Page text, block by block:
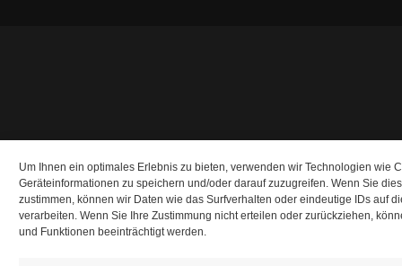
Um Ihnen ein optimales Erlebnis zu bieten, verwenden wir Technologien wie
Geräteinformationen zu speichern und/oder darauf zuzugreifen. Wenn Sie
zustimmen, können wir Daten wie das Surfverhalten oder eindeutige IDs auf
verarbeiten. Wenn Sie Ihre Zustimmung nicht erteilen oder zurückziehen,
und Funktionen beeinträchtigt werden.